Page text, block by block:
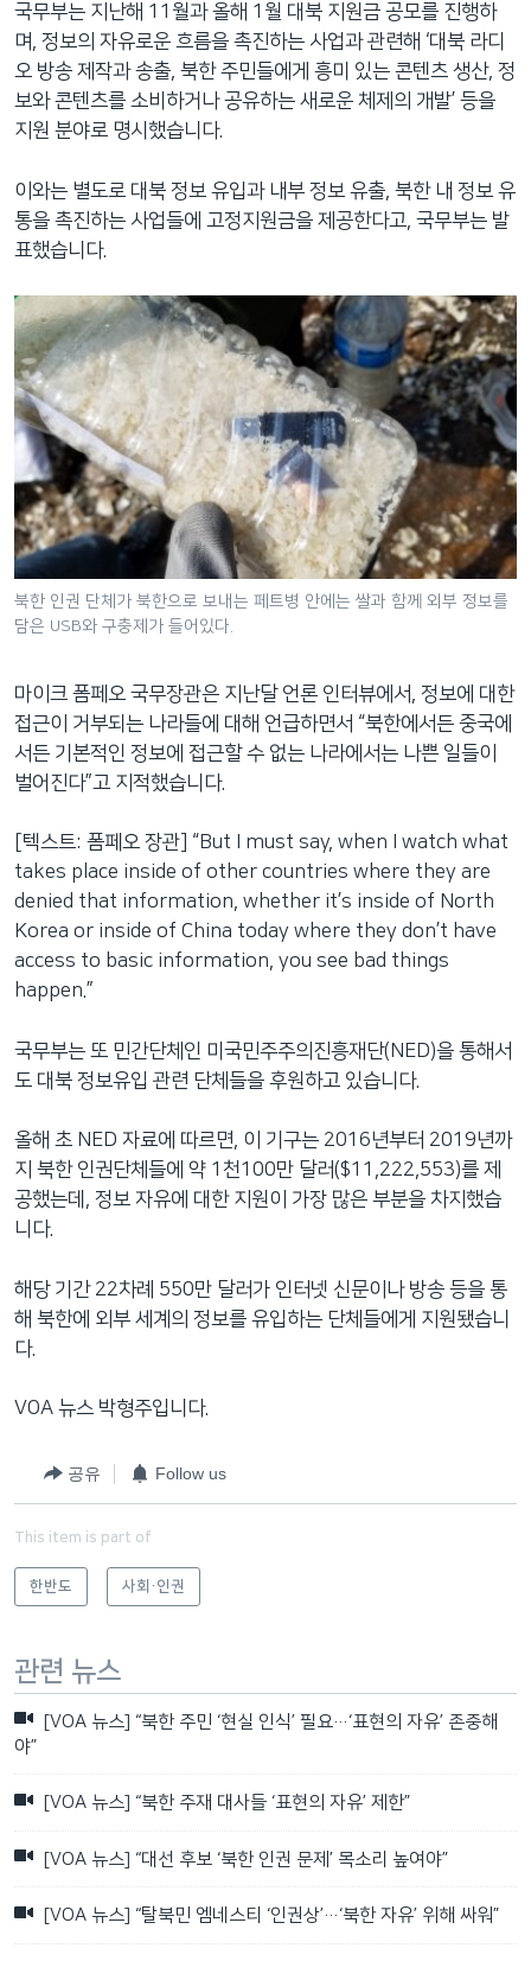
국무부는 지난해 11월과 올해 1월 대북 지원금 공모를 진행하
며, 정보의 자유로운 흐름을 촉진하는 사업과 관련해 ‘대북 라디
오 방송 제작과 송출, 북한 주민들에게 흥미 있는 콘텐츠 생산, 정
보와 콘텐츠를 소비하거나 공유하는 새로운 체제의 개발’ 등을
지원 분야로 명시했습니다.
이와는 별도로 대북 정보 유입과 내부 정보 유출, 북한 내 정보 유
통을 촉진하는 사업들에 고정지원금을 제공한다고, 국무부는 발
표했습니다.
북한 인권 단체가 북한으로 보내는 페트병 안에는 쌀과 함께 외부 정보를
담은 USB와 구충제가 들어있다.
마이크 폼페오 국무장관은 지난달 언론 인터뷰에서, 정보에 대한
접근이 거부되는 나라들에 대해 언급하면서 “북한에서든 중국에
서든 기본적인 정보에 접근할 수 없는 나라에서는 나쁜 일들이
벌어진다”고 지적했습니다.
[텍스트: 폼페오 장관] “But I must say, when I watch what
takes place inside of other countries where they are
denied that information, whether it’s inside of North
Korea or inside of China today where they don’t have
access to basic information, you see bad things
happen.”
국무부는 또 민간단체인 미국민주주의진흥재단(NED)을 통해서
도 대북 정보유입 관련 단체들을 후원하고 있습니다.
올해 초 NED 자료에 따르면, 이 기구는 2016년부터 2019년까
지 북한 인권단체들에 약 1천100만 달러($11,222,553)를 제
공했는데, 정보 자유에 대한 지원이 가장 많은 부분을 차지했습
니다.
해당 기간 22차례 550만 달러가 인터넷 신문이나 방송 등을 통
해 북한에 외부 세계의 정보를 유입하는 단체들에게 지원됐습니
다.
VOA 뉴스 박형주입니다.
공유 Follow us
This item is part of
한반도 사회·인권
관련 뉴스
[VOA 뉴스] “북한 주민 ‘현실 인식’ 필요…‘표현의 자유’ 존중해
야”
[VOA 뉴스] “북한 주재 대사들 ‘표현의 자유’ 제한”
[VOA 뉴스] “대선 후보 ‘북한 인권 문제’ 목소리 높여야”
[VOA 뉴스] “탈북민 엠네스티 ‘인권상’…‘북한 자유’ 위해 싸워”